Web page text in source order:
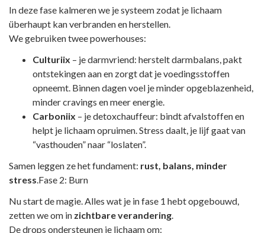
In deze fase kalmeren we je systeem zodat je lichaam
überhaupt kan verbranden en herstellen.
We gebruiken twee powerhouses:
Culturiix – je darmvriend: herstelt darmbalans, pakt
ontstekingen aan en zorgt dat je voedingsstoffen
opneemt. Binnen dagen voel je minder opgeblazenheid,
minder cravings en meer energie.
Carboniix – je detoxchauffeur: bindt afvalstoffen en
helpt je lichaam opruimen. Stress daalt, je lijf gaat van
“vasthouden” naar “loslaten”.
Samen leggen ze het fundament: rust, balans, minder
stress.Fase 2: Burn
Nu start de magie. Alles wat je in fase 1 hebt opgebouwd,
zetten we om in zichtbare verandering.
De drops ondersteunen je lichaam om: